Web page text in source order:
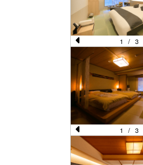
o
u
s
Pr
e
vi
o
u
s
1 / 3
Pr
e
1 / 3